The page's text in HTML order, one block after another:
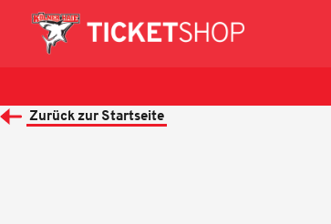
Zurück zur Startseite